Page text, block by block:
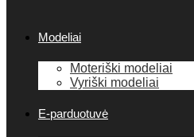
Modeliai
Moteriški modeliai
Vyriški modeliai
E-parduotuvė